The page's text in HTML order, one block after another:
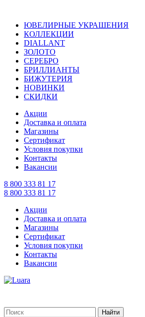
ЮВЕЛИРНЫЕ УКРАШЕНИЯ
КОЛЛЕКЦИИ
DIALLANT
ЗОЛОТО
СЕРЕБРО
БРИЛЛИАНТЫ
БИЖУТЕРИЯ
НОВИНКИ
СКИДКИ
Акции
Доставка и оплата
Магазины
Сертификат
Условия покупки
Контакты
Вакансии
8 800 333 81 17
8 800 333 81 17
Акции
Доставка и оплата
Магазины
Сертификат
Условия покупки
Контакты
Вакансии